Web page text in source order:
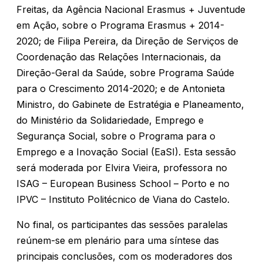
Freitas, da Agência Nacional Erasmus + Juventude
em Ação, sobre o Programa Erasmus + 2014-
2020; de Filipa Pereira, da Direção de Serviços de
Coordenação das Relações Internacionais, da
Direção-Geral da Saúde, sobre Programa Saúde
para o Crescimento 2014-2020; e de Antonieta
Ministro, do Gabinete de Estratégia e Planeamento,
do Ministério da Solidariedade, Emprego e
Segurança Social, sobre o Programa para o
Emprego e a Inovação Social (EaSI). Esta sessão
será moderada por Elvira Vieira, professora no
ISAG – European Business School – Porto e no
IPVC – Instituto Politécnico de Viana do Castelo.
No final, os participantes das sessões paralelas
reúnem-se em plenário para uma síntese das
principais conclusões, com os moderadores dos